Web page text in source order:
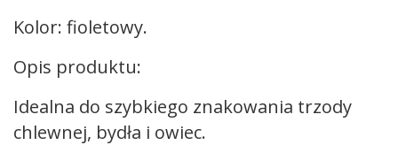
Kolor: fioletowy.
Opis produktu:
Idealna do szybkiego znakowania trzody
chlewnej, bydła i owiec.